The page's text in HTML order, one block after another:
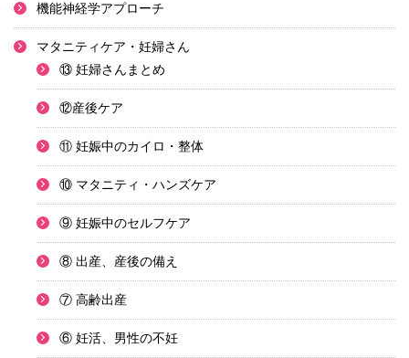
機能神経学アプローチ
マタニティケア・妊婦さん
⑬ 妊婦さんまとめ
⑫産後ケア
⑪ 妊娠中のカイロ・整体
⑩ マタニティ・ハンズケア
⑨ 妊娠中のセルフケア
⑧ 出産、産後の備え
⑦ 高齢出産
⑥ 妊活、男性の不妊